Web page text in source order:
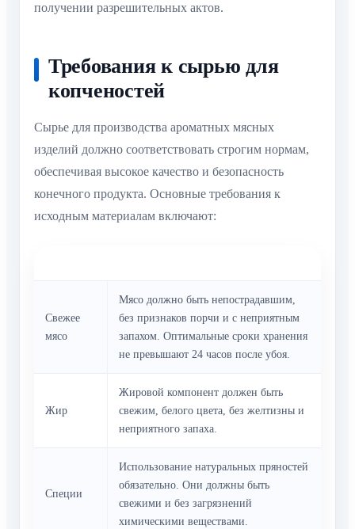
получении разрешительных актов.
Требования к сырью для
копченостей
Сырье для производства ароматных мясных
изделий должно соответствовать строгим нормам,
обеспечивая высокое качество и безопасность
конечного продукта. Основные требования к
исходным материалам включают:
Свежее
мясо
Мясо должно быть непострадавшим,
без признаков порчи и с неприятным
запахом. Оптимальные сроки хранения
не превышают 24 часов после убоя.
Жир
Жировой компонент должен быть
свежим, белого цвета, без желтизны и
неприятного запаха.
Специи
Использование натуральных пряностей
обязательно. Они должны быть
свежими и без загрязнений
химическими веществами.